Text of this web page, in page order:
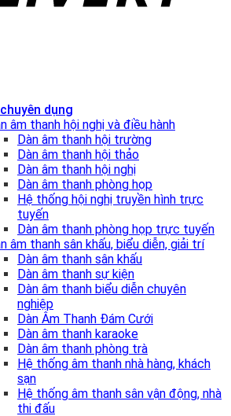
dụng
âm thanh hội nghị và điều hành
Dàn âm thanh hội trường
Dàn âm thanh hội thảo
Dàn âm thanh hội nghị
Dàn âm thanh phòng họp
Hệ thống hội nghị truyền hình trực
tuyến
Dàn âm thanh phòng họp trực tuyến
âm thanh sân khấu, biểu diễn, giải trí
Dàn âm thanh sân khấu
Dàn âm thanh sự kiện
Dàn âm thanh biểu diễn chuyên
nghiệp
Dàn Âm Thanh Đám Cưới
Dàn âm thanh karaoke
Dàn âm thanh phòng trà
Hệ thống âm thanh nhà hàng, khách
sạn
Hệ thống âm thanh sân vận động, nhà
thi đấu